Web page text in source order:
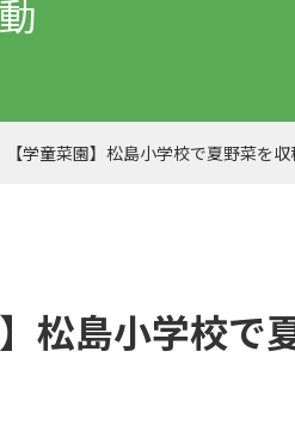
【学童菜園】松島小学校で夏野菜を
】松島小学校